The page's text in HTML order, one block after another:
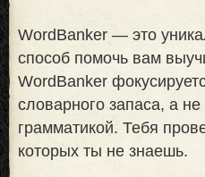
WordBanker — это
способ помочь вам
WordBanker
словарного запаса, а
грамматикой. Тебя
которых ты не знаешь.